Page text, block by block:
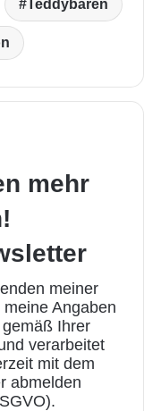
Teddybären
mehr
meiner
Angaben
Ihrer
verarbeitet
mit dem
abmelden